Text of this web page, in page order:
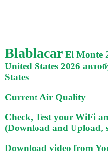
Blablacar El Monte
United States 2026
States
Current Air Quality
Check, Test your WiFi
(Download and Upload,
Download video from